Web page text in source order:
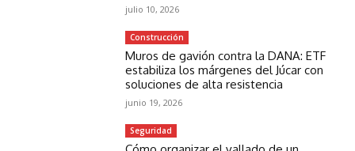
julio 10, 2026
Construcción
Muros de gavión contra la DANA: ETF
estabiliza los márgenes del Júcar con
soluciones de alta resistencia
junio 19, 2026
Seguridad